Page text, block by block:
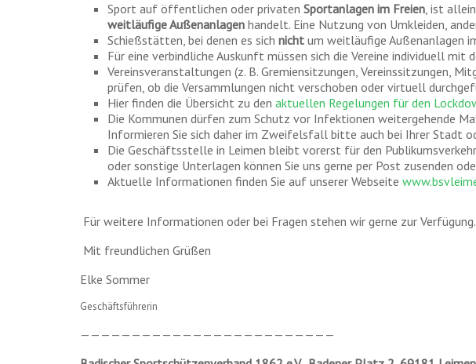
Sport auf öffentlichen oder privaten Sportanlagen im Freien, ist
weitläufige Außenanlagen handelt. Eine Nutzung von Umkleiden,
Schießstätten, bei denen es sich nicht um weitläufige Außenanlagen
Für eine verbindliche Auskunft müssen sich die Vereine individuell mit
Vereinsveranstaltungen (z. B. Gremiensitzungen, Vereinssitzungen,
prüfen, ob die Versammlungen nicht verschoben oder virtuell
Hier finden die Übersicht zu den aktuellen Regelungen für den
Die Kommunen dürfen zum Schutz vor Infektionen weitergehende
Informieren Sie sich daher im Zweifelsfall bitte auch bei Ihrer Stadt
Die Geschäftsstelle in Leimen bleibt vorerst für den
oder sonstige Unterlagen können Sie uns gerne per Post zusenden
Aktuelle Informationen finden Sie auf unserer Webseite
Für weitere Informationen oder bei Fragen stehen wir gerne zur Verfügung.
Mit freundlichen Grüßen
Elke Sommer
Geschäftsführerin
—————————————————————————